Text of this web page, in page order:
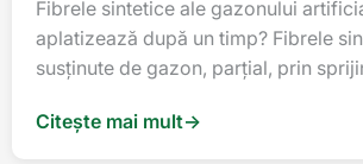
Fibrele sintetice ale gazonului
aplatizează după un timp? Fibrele
susţinute de gazon, parţial, prin
Citește mai mult→